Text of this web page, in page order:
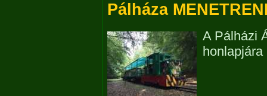
Pálháza
A Pálházi